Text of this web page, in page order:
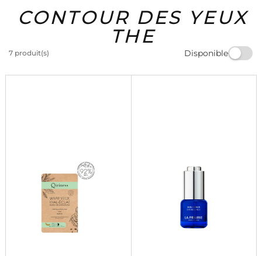
Solaire Homme Marques Idées
Cadeaux
Bons
Plans
CONTOUR DES YEUX
THE
7 produit(s) Disponible